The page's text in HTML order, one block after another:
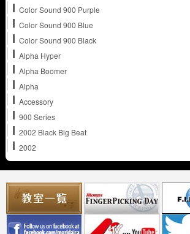
Color Sound 900 Purple
Color Sound 900 Blue
Color Sound 900 Black
Alpha Hyper
Alpha Boomer
Alpha
Accessory
900 Series
2002 Black Big Beat
2002